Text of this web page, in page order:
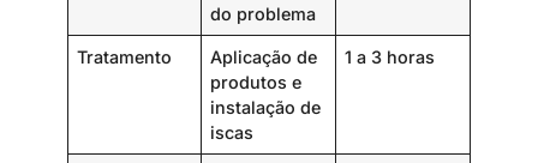
do problema
Tratamento
Aplicação de
produtos e
instalação de
iscas
1 a 3 horas